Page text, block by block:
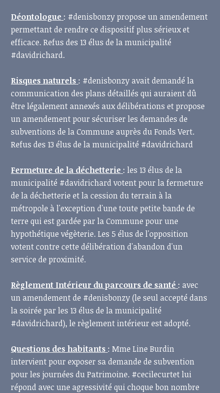
Déontologue : #denisbonzy propose un amendement
permettant de rendre ce dispositif plus sérieux et
efficace. Refus des 13 élus de la municipalité
#davidrichard.
Risques naturels : #denisbonzy avait demandé la
communication des plans détaillés qui auraient dû
être légalement annexés aux délibérations et propose
un amendement pour sécuriser les demandes de
subventions de la Commune auprès du Fonds Vert.
Refus des 13 élus de la municipalité #davidrichard
Fermeture de la déchetterie : les 13 élus de la
municipalité #davidrichard votent pour la fermeture
de la déchetterie et la cession du terrain à la
métropole à l'exception d'une toute petite bande de
terre qui est gardée par la Commune pour une
hypothétique végèterie. Les 5 élus de l'opposition
votent contre cette délibération d'abandon d'un
service de proximité.
Règlement Intérieur du parcours de santé : avec
un amendement de #denisbonzy (le seul accepté dans
la soirée par les 13 élus de la municipalité
#davidrichard), le règlement intérieur est adopté.
Questions des habitants : Mme Line Burdin
intervient pour exposer sa demande de subvention
pour les journées du Patrimoine. #cecilecurtet lui
répond avec une agressivité qui choque bon nombre